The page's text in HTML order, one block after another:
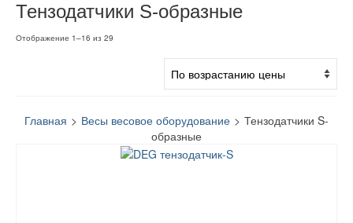
Тензодатчики S-образные
Отображение 1–16 из 29
Главная > Весы весовое оборудование > Тензодатчики S-
образные